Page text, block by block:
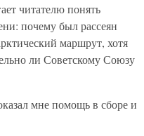
читателю понять
почему был рассеян
маршрут, хотя
ли Советскому Союзу
мне помощь в сборе и